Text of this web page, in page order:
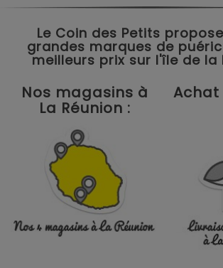
Le Coin des Petits
grandes marques de
meilleurs prix sur l'île de la
Nos magasins à
La Réunion :
Achat